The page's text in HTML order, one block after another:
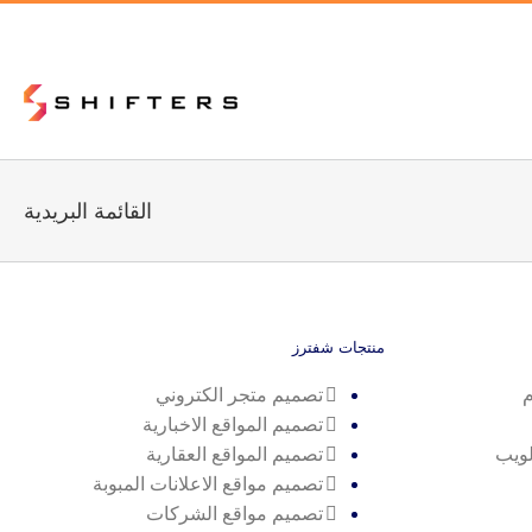
القائمة البريدية
منتجات شفترز
تصميم متجر الكتروني
تصميم المواقع الاخبارية
تصميم المواقع العقارية
تصميم مواقع الاعلانات المبوبة
تصميم مواقع الشركات